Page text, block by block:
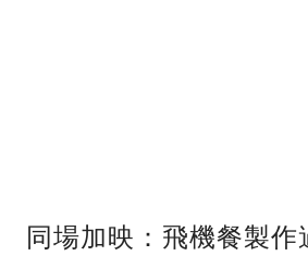
同場加映：飛機餐製作